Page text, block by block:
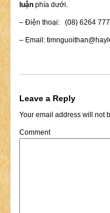
luậnphía dưới.
– Điện thoại: (08) 6264
– Email:
Leave a Reply
Your email address will not
Comment